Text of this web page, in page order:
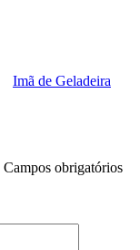
Imã de Geladeira
Campos obrigatórios